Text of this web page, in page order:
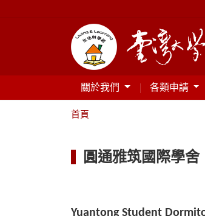
關於我們 各類申請
首頁
圓通雅筑國際學舍
Yuantong Student